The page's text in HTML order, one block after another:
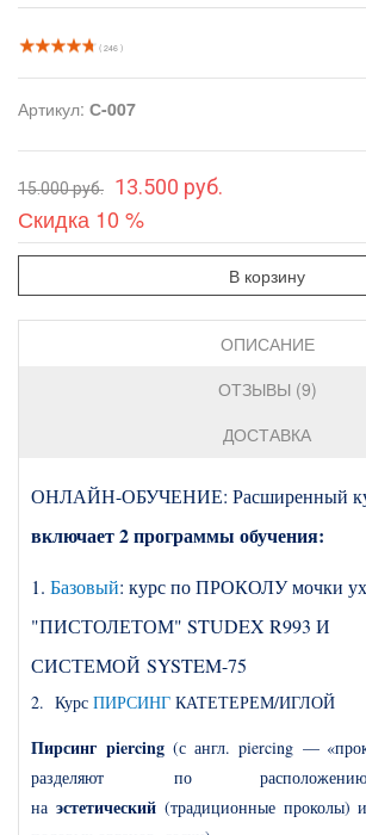
( 246 )
Артикул: С-007
15.000 руб. 13.500 руб.
Скидка 10 %
В корзину
ОПИСАНИЕ
ОТЗЫВЫ (9)
ДОСТАВКА
ОНЛАЙН-ОБУЧЕНИЕ: Расширенный
включает 2 программы обучения:
1. Базовый: курс по ПРОКОЛУ мочки
"ПИСТОЛЕТОМ" STUDEX R993 И
СИСТЕМОЙ SYSTEM-75
2. Курс ПИРСИНГ КАТЕТЕРЕМ/ИГЛОЙ
Пирсинг piercing(с англ. piercing —
разделяют по
наэстетический (традиционные проколы) и